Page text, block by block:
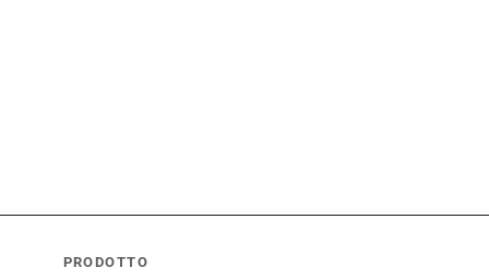
PRODOTTO